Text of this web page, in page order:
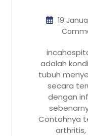
19
adalah
tubuh
secara
dengan
Contohnya
arthritis,